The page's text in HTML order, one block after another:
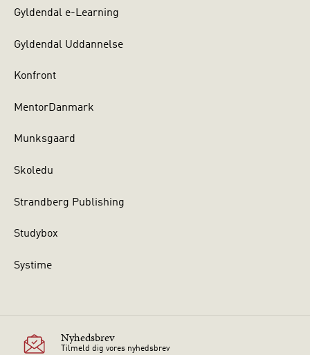
Gyldendal e-Learning
Gyldendal Uddannelse
Konfront
MentorDanmark
Munksgaard
Skoledu
Strandberg Publishing
Studybox
Systime
Nyhedsbrev
Tilmeld dig vores nyhedsbrev